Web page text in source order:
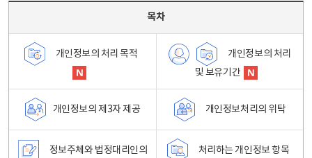
목차
개인정보의 처리 목적
개인정보의 처리
및 보유기간
개인정보의 제3자 제공 개인정보처리의 위탁
정보주체와 법정대리인의
처리하는 개인정보 항목